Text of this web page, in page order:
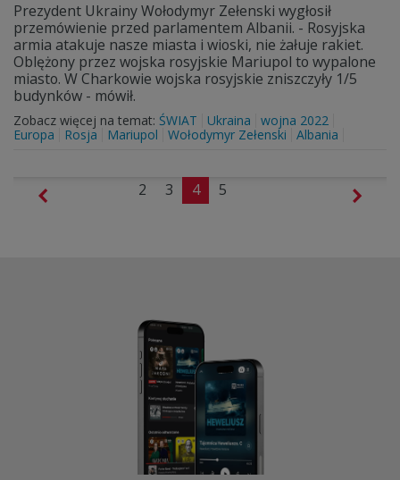
Prezydent Ukrainy Wołodymyr Zełenski wygłosił
przemówienie przed parlamentem Albanii. - Rosyjska
armia atakuje nasze miasta i wioski, nie żałuje rakiet.
Oblężony przez wojska rosyjskie Mariupol to wypalone
miasto. W Charkowie wojska rosyjskie zniszczyły 1/5
budynków - mówił.
Zobacz więcej na temat: ŚWIAT Ukraina
wojna 2022
Europa
Rosja Mariupol Wołodymyr Zełenski Albania
2 3 4 5